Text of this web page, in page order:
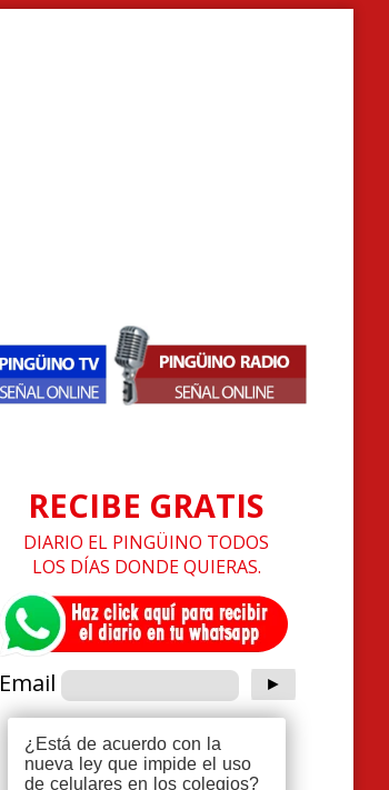
RECIBE GRATIS
DIARIO EL PINGÜINO TODOS
LOS DÍAS DONDE QUIERAS.
Email